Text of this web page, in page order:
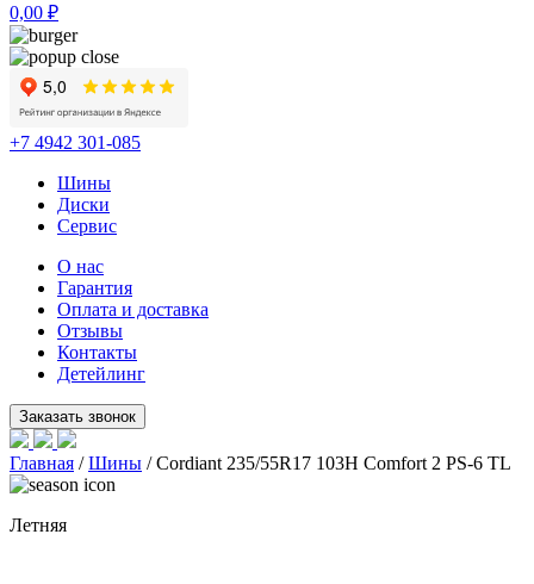
0,00 ₽
+7 4942 301-085
Шины
Диски
Сервис
О нас
Гарантия
Оплата и доставка
Отзывы
Контакты
Детейлинг
Главная /Шины / Cordiant 235/55R17 103H Comfort 2 PS-6 TL
Летняя